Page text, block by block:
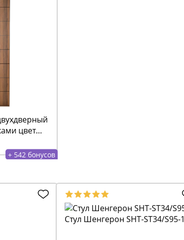
цвет
+ 542 бонусов
Стул Шенгерон SHT-ST34/S95-1